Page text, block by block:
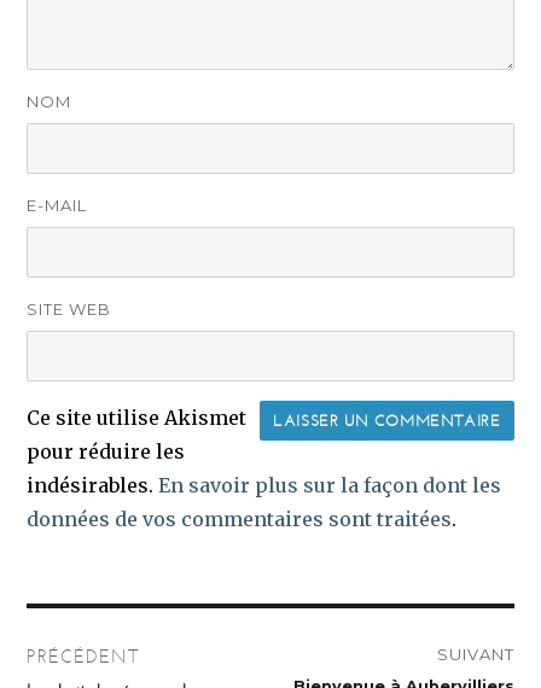
NOM
E-MAIL
SITE WEB
Ce site utilise Akismet
pour réduire les
indésirables.En savoir plus sur la façon dont les
données de vos commentaires sont traitées.
PRÉCÉDENT
SUIVANT